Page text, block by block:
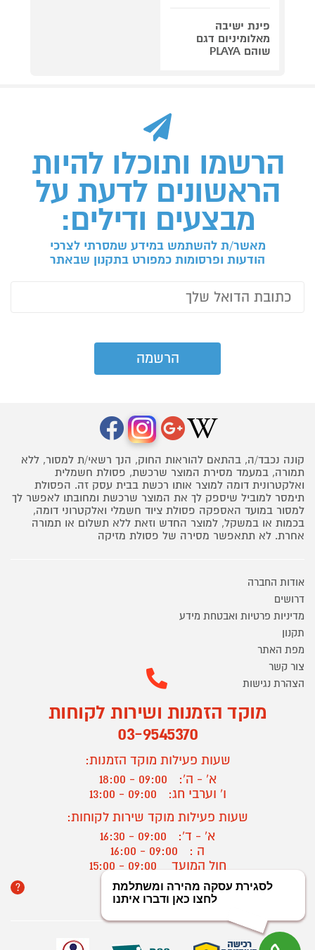
פינת ישיבה
מאלומיניום דגם
שוהם PLAYA
הרשמו ותוכלו להיות
הראשונים לדעת על
מבצעים ודילים:
מאשר/ת להשתמש במידע שמסרתי לצרכי
הודעות ופרסומות כמפורט בתקנון שבאתר
קונה נכבד/ה, בהתאם להוראות החוק, הנך רשאי/ת למסור, ללא
תמורה, במעמד מסירת המוצר שרכשת, פסולת חשמלית
ואלקטרונית דומה למוצר אותו רכשת בבית עסק זה. הפסולת
תימסר למוביל שיספק לך את המוצר שרכשת ומחובתו לאפשר לך
למסור במועד האספקה פסולת ציוד חשמלי ואלקטרוני דומה,
בכמות או במשקל, למוצר החדש וזאת ללא תשלום או תמורה
אחרת. לא תתאפשר מסירה של פסולת מזיקה
אודות החברה
דרושים
מדיניות פרטיות ואבטחת מידע
תקנון
מפת האתר
צור קשר
הצהרת נגישות
מוקד הזמנות ושירות לקוחות
03-9545370
שעות פעילות מוקד הזמנות:
א' - ה':
09:00 - 18:00
ו' וערבי חג:
09:00 - 13:00
שעות פעילות מוקד שירות לקוחות:
א' - ד':
09:00 - 16:30
ה :
09:00 - 16:00
חול המועד
? יצירת קשר/ביטול הזמנה